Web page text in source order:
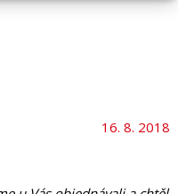
16. 8. 2018